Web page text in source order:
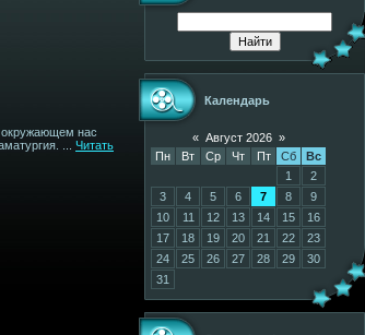
окружающем нас
Читать
Календарь
« Август 2026 »
Пн
Вт Ср Чт Пт Сб
Вс
1
2
3
4 5 6 7 8
9
10
11 12 13 14 15
16
17
18 19 20 21 22
23
24
25 26 27 28 29
30
31